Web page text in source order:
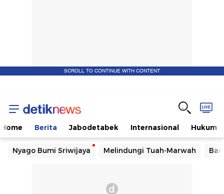
SCROLL TO CONTINUE WITH CONTENT
Home Berita Jabodetabek Internasional Hukum
Nyago Bumi Sriwijaya Melindungi Tuah-Marwah